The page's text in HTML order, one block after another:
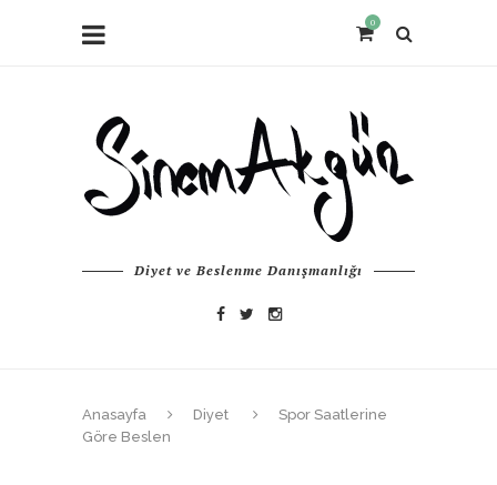
0
Diyet ve Beslenme Danışmanlığı
Anasayfa Diyet
Spor Saatlerine
Göre Beslen